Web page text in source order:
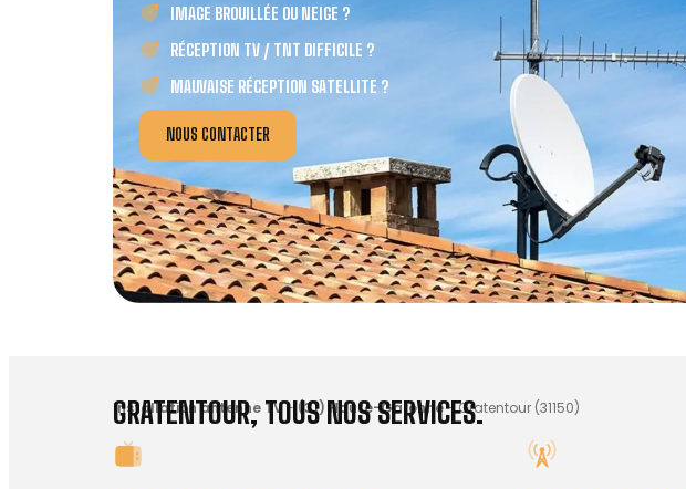
IMAGE BROUILLÉE OU NEIGE ?
RÉCEPTION TV / TNT DIFFICILE ?
MAUVAISE RÉCEPTION SATELLITE ?
NOUS CONTACTER
Installation antenne TV- (31) Haute-Garonne-Gratentour (31150)
GRATENTOUR, TOUS NOS SERVICES.